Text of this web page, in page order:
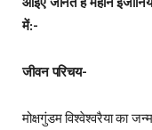
में:-
जीवन परिचय-
मोक्षगुंडम विश्वेश्वरैया का